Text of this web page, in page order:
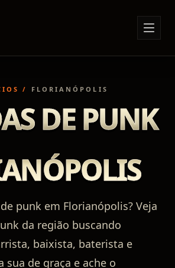
/ FLORIANÓPOLIS
DE PUNK
punk em Florianópolis? Veja
da região buscando
baixista, baterista e
sua de graça e ache o